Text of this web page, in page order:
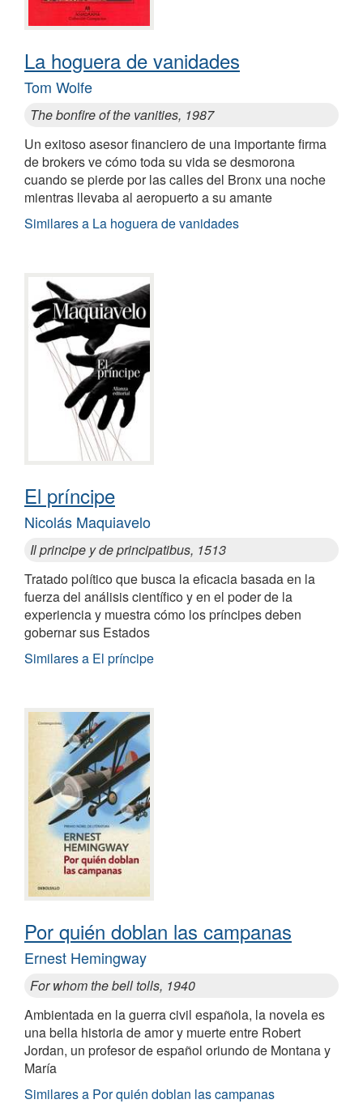
La hoguera de vanidades
Tom Wolfe
The bonfire of the vanities, 1987
Un exitoso asesor financiero de una importante firma
de brokers ve cómo toda su vida se desmorona
cuando se pierde por las calles del Bronx una noche
mientras llevaba al aeropuerto a su amante
Similares a La hoguera de vanidades
El príncipe
Nicolás Maquiavelo
Il principe y de principatibus, 1513
Tratado político que busca la eficacia basada en la
fuerza del análisis científico y en el poder de la
experiencia y muestra cómo los príncipes deben
gobernar sus Estados
Similares a El príncipe
Por quién doblan las campanas
Ernest Hemingway
For whom the bell tolls, 1940
Ambientada en la guerra civil española, la novela es
una bella historia de amor y muerte entre Robert
Jordan, un profesor de español oriundo de Montana y
María
Similares a Por quién doblan las campanas